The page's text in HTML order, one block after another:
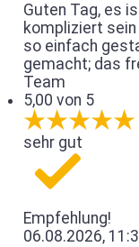
Guten Tag, es
kompliziert sein
so einfach
gemacht; das
Team
5,00 von 5
sehr gut
Empfehlung!
06.08.2026,